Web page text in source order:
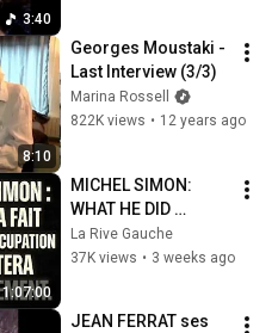
3:40
8:10
Georges Moustaki -
Last Interview (3/3)
Marina Rossell
822K views • 12 years ago
1:07:00
MICHEL SIMON:
WHAT HE DID
DURING THE
OCCUPATION WILL
La Rive Gauche
37K views • 3 weeks ago
JEAN FERRAT ses